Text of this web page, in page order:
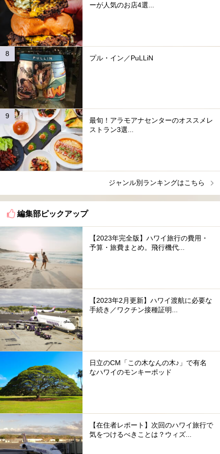
ーが人気のお店4選...
プル・イン／PuLLiN
最旬！アラモアナセンターのオススメレ
ストラン3選...
ジャンル別ランキングはこちら
編集部ピックアップ
【2023年完全版】ハワイ旅行の費用・
予算・旅費まとめ。飛行機代...
【2023年2月更新】ハワイ渡航に必要な
手続き／ワクチン接種証明...
日立のCM「この木なんの木♪」で有名
なハワイのモンキーポッド
【在住者レポート】次回のハワイ旅行で
気をつけるべきことは？ウィズ...